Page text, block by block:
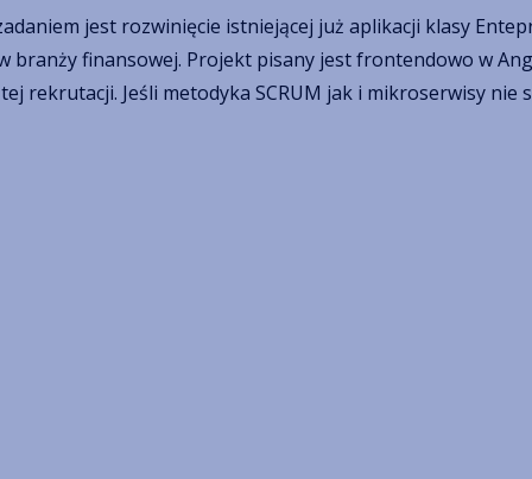
jest rozwinięcie istniejącej już aplikacji klasy
branży finansowej. Projekt pisany jest frontendowo w
rekrutacji. Jeśli metodyka SCRUM jak i mikroserwisy nie